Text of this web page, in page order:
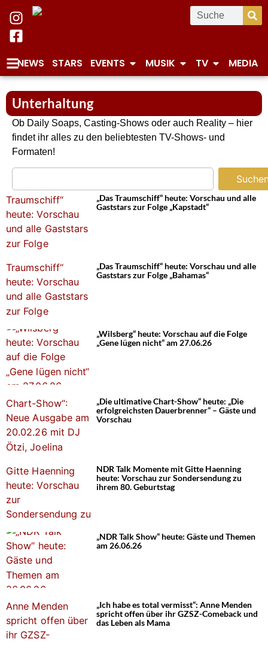
NEWS STARS EVENTS MUSIK TV MEDIA
Unterhaltung
Ob Daily Soaps, Casting-Shows oder auch Reality – hier
findet ihr alles zu den beliebtesten TV-Shows- und
Formaten!
„Das Traumschiff“ heute: Vorschau und alle
Gaststars zur Folge „Kapstadt“
„Das Traumschiff“ heute: Vorschau und alle
Gaststars zur Folge „Bahamas“
„Wilsberg“ heute: Vorschau auf die Folge
„Gene lügen nicht“ am 27.06.26
„Die ultimative Chart-Show“ heute: „Die
erfolgreichsten Dauerbrenner“ – Gäste und
Vorschau
NDR Talk Momente mit Gitte Haenning
heute: Vorschau zur Sondersendung zu
ihrem 80. Geburtstag
„NDR Talk Show“ heute: Gäste und Themen
am 26.06.26
„Ich habe es total vermisst“: Anne Menden
spricht offen über ihr GZSZ-Comeback und
das Leben als Mama